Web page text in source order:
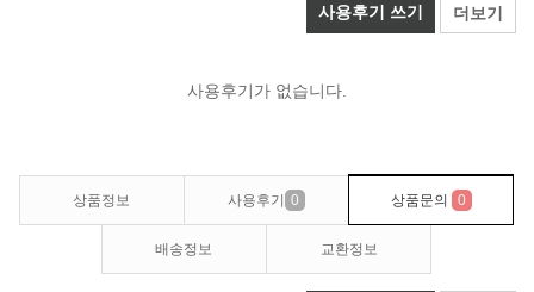
사용후기 쓰기 더보기
사용후기가 없습니다.
상품정보 사용후기 0 상품문의 0
배송정보 교환정보